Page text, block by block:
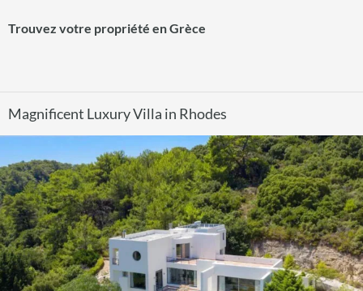
Trouvez votre propriété en Grèce
Magnificent Luxury Villa in Rhodes